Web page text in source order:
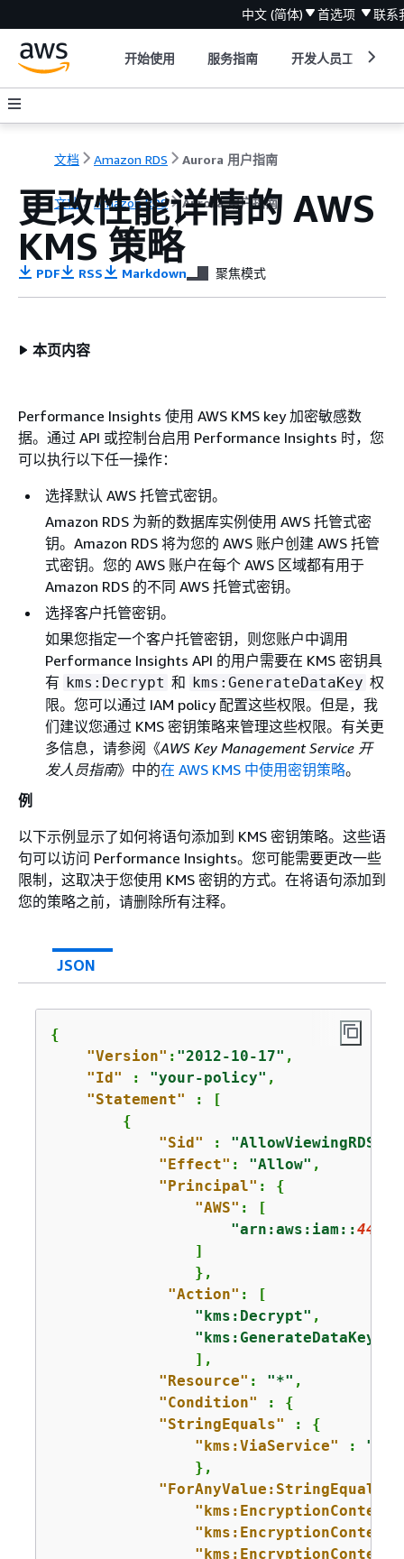
中文 (简体) 首选项 联系
开始使用 服务指南 开发人员工具
文档 Amazon RDS Aurora 用户指南
文档 Amazon RDS Aurora 用户指南
更改性能详情的 AWS
KMS 策略
PDF RSS Markdown 聚焦模式
本页内容
Performance Insights 使用 AWS KMS key 加密敏感数
据。通过 API 或控制台启用 Performance Insights 时，您
可以执行以下任一操作：
选择默认 AWS 托管式密钥。
Amazon RDS 为新的数据库实例使用 AWS 托管式密
钥。Amazon RDS 将为您的 AWS 账户创建 AWS 托管
式密钥。您的 AWS 账户在每个 AWS 区域都有用于
Amazon RDS 的不同 AWS 托管式密钥。
选择客户托管密钥。
如果您指定一个客户托管密钥，则您账户中调用
Performance Insights API 的用户需要在 KMS 密钥具
有 kms:Decrypt 和 kms:GenerateDataKey 权
限。您可以通过 IAM policy 配置这些权限。但是，我
们建议您通过 KMS 密钥策略来管理这些权限。有关更
多信息，请参阅《AWS Key Management Service 开
发人员指南》中的在 AWS KMS 中使用密钥策略。
例
以下示例显示了如何将语句添加到 KMS 密钥策略。这些语
句可以访问 Performance Insights。您可能需要更改一些
限制，这取决于您使用 KMS 密钥的方式。在将语句添加到
您的策略之前，请删除所有注释。
JSON
{
"Version" : "2012-10-17" ,
"Id" : "your-policy" ,
"Statement" : [
{
"Sid" :
"Effect" : "Allow" ,
"Principal" : {
"AWS" : [
"arn:aws:iam::
                ]
                },
"Action" : [
"kms:Decrypt" ,
"kms:GenerateDataKey"
                ],
"Resource" : "*" ,
"Condition" : {
"StringEquals" : {
"kms:ViaService" :
                },
"ForAnyValue:StringEquals"